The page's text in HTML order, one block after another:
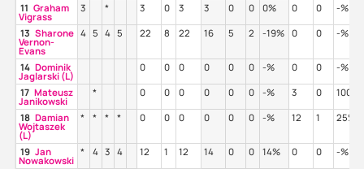
11 Graham
Vigrass
3 * 3 0 3 3 0 0 0% 0 0 -%
13 Sharone
Vernon-
Evans
4 5 4 5 22 8 22 16 5 2 -19% 0 0 -%
14 Dominik
Jaglarski (L)
0 0 0 0 0 0 -% 0 0 -%
17 Mateusz
Janikowski
* 0 0 0 0 0 0 -% 3 0 100%
18 Damian
Wojtaszek
(L)
* * * * 0 0 0 0 0 0 -% 12 1 25%
19 Jan
Nowakowski
* 4 3 4 12 1 12 14 0 0 14% 0 0 -%